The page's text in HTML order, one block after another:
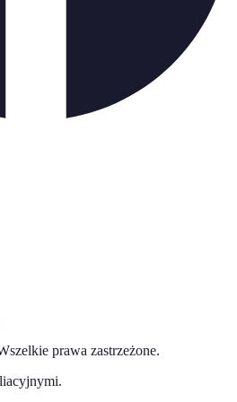
prawa zastrzeżone.